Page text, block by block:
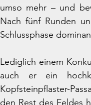
umso mehr – und
Nach fünf Runden
Schlussphase
Lediglich einem
auch er ein
Kopfsteinpflaster-
den Rest des Feldes